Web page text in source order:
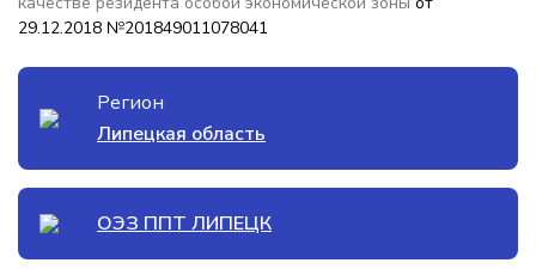
29.12.2018 №201849011078041
Регион
Липецкая область
ОЭЗ ППТ ЛИПЕЦК